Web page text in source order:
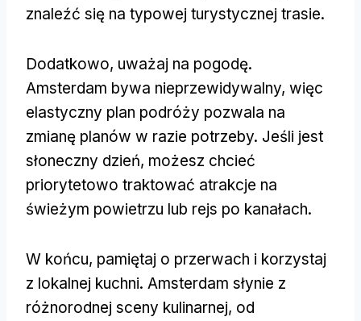
znaleźć się na typowej turystycznej trasie.
Dodatkowo, uważaj na pogodę.
Amsterdam bywa nieprzewidywalny, więc
elastyczny plan podróży pozwala na
zmianę planów w razie potrzeby. Jeśli jest
słoneczny dzień, możesz chcieć
priorytetowo traktować atrakcje na
świeżym powietrzu lub rejs po kanałach.
W końcu, pamiętaj o przerwach i korzystaj
z lokalnej kuchni. Amsterdam słynie z
różnorodnej sceny kulinarnej, od